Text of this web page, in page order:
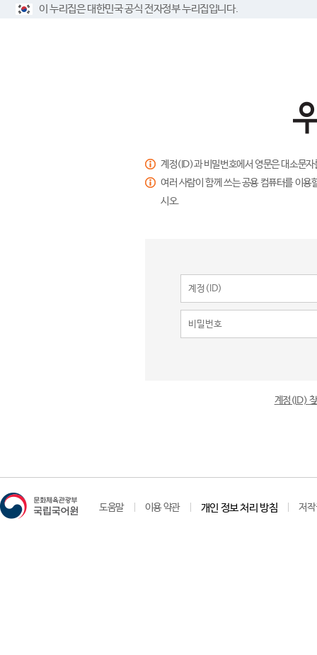
이 누리집은 대한민국 공식 전자정부 누리집입니다.
계정(ID)과 비밀번호에서 영문은 대소문
여러 사람이 함께 쓰는 공용 컴퓨터를 이
시오.
계정(ID)
도움말 이용 약관 개인 정보 처리 방침 저